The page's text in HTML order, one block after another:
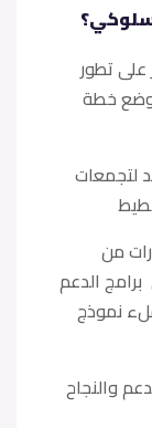
على تطور
وضع خطة
لتجمعات
من
الدعم
نموذج
والنجاح